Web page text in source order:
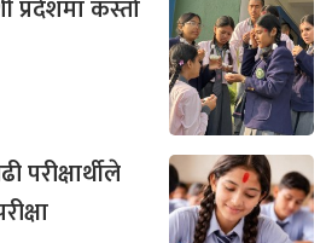
कस्तो
परीक्षार्थीले